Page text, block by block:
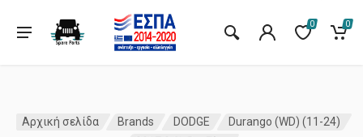
0 0
Αρχική σελίδα Brands DODGE
Durango (WD) (11-24)